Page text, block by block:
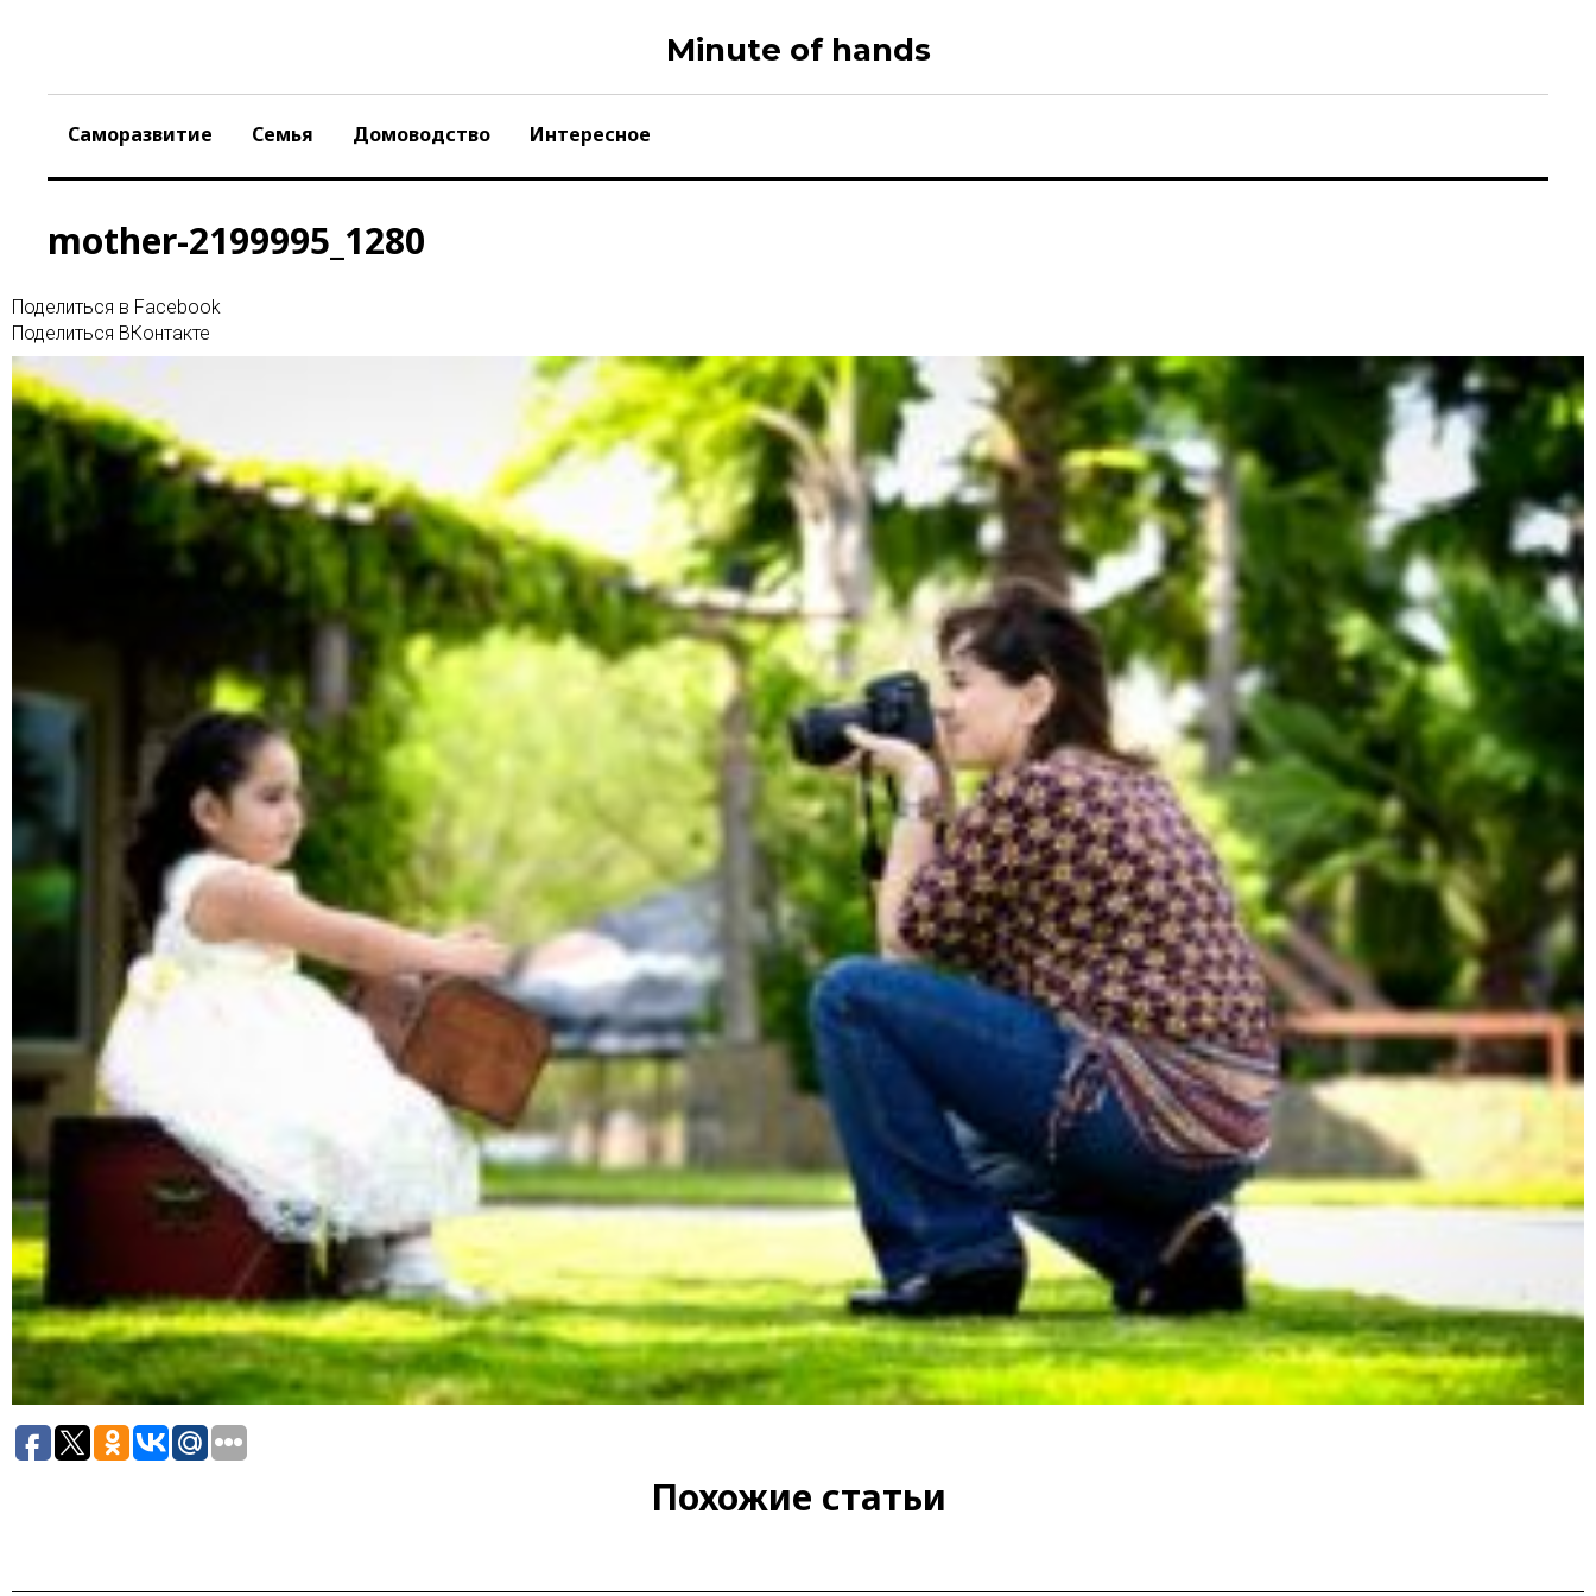
Minute of hands
Саморазвитие Семья Домоводство Интересное
mother-2199995_1280
Поделиться в Facebook
Поделиться ВКонтакте
Похожие статьи